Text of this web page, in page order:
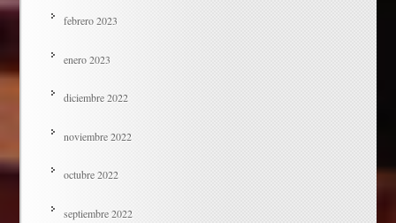
febrero 2023
enero 2023
diciembre 2022
noviembre 2022
octubre 2022
septiembre 2022